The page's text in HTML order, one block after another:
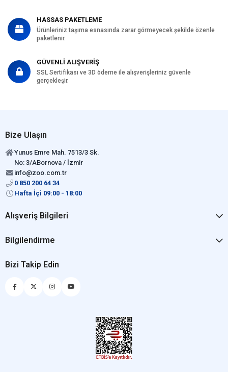
HASSAS PAKETLEME
Ürünleriniz taşıma esnasında zarar görmeyecek şekilde özenle
paketlenir.
GÜVENLİ ALIŞVERİŞ
SSL Sertifikası ve 3D ödeme ile alışverişleriniz güvenle
gerçekleşir.
Bize Ulaşın
Yunus Emre Mah. 7513/3 Sk.
No: 3/ABornova / İzmir
info@zoo.com.tr
0 850 200 64 34
Hafta İçi 09:00 - 18:00
Alışveriş Bilgileri
Bilgilendirme
Bizi Takip Edin